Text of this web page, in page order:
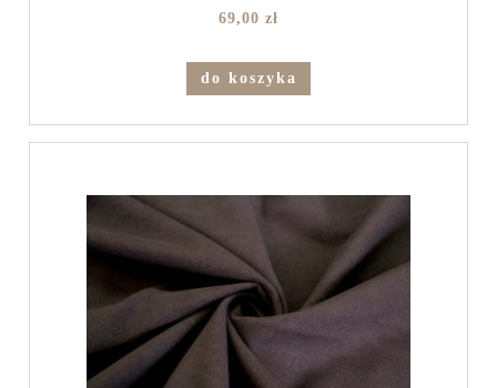
69,00 zł
do koszyka